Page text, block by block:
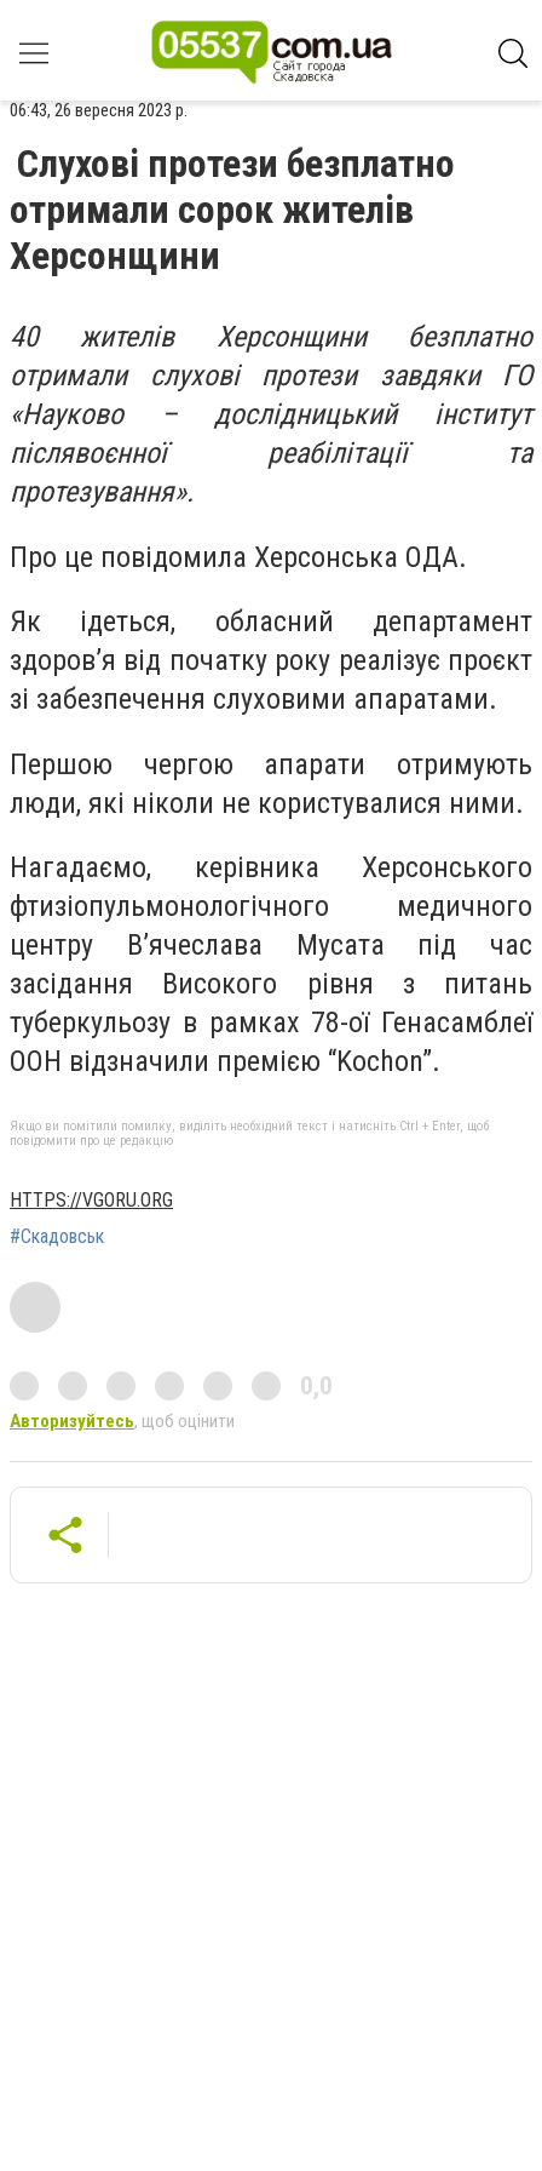
06:43, 26 вересня 2023 р.
Слухові протези безплатно
отримали сорок жителів
Херсонщини
40 жителів Херсонщини безплатно
отримали слухові протези завдяки ГО
«Науково – дослідницький інститут
післявоєнної реабілітації та
протезування».
Про це повідомила Херсонська ОДА.
Як ідеться, обласний департамент
здоров’я від початку року реалізує проєкт
зі забезпечення слуховими апаратами.
Першою чергою апарати отримують
люди, які ніколи не користувалися ними.
Нагадаємо, керівника Херсонського
фтизіопульмонологічного медичного
центру В’ячеслава Мусата під час
засідання Високого рівня з питань
туберкульозу в рамках 78-ої Генасамблеї
ООН відзначили премією “Kochon”.
Якщо ви помітили помилку, виділіть необхідний текст і натисніть Ctrl + Enter, щоб
повідомити про це редакцію
HTTPS://VGORU.ORG
#Скадовськ
0,0
Авторизуйтесь, щоб оцінити